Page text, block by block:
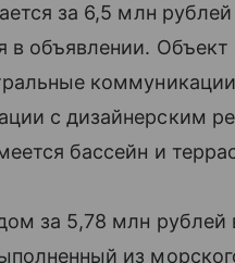
за 6,5 млн
в объявлении.
с дизайнерским
бассейн и
за 5,78 млн рублей
из